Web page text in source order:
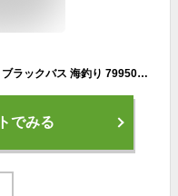
福袋 大量！ ルアー 56個セット バス釣り ブラックバス 海釣り 7995092【ALI】180416 プレゼント ギフト
でみる